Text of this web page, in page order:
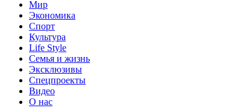
Мир
Экономика
Спорт
Культура
Life Style
Семья и жизнь
Эксклюзивы
Спецпроекты
Видео
О нас